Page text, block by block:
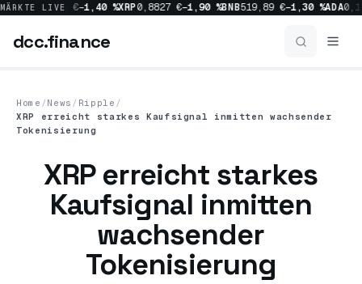
MÄRKTE LIVE
%SOL66,04 € −1,40 % XRP0,8827 € −1,90 % BNB519,89 € −1,30 % ADA
dcc.finance
Home / News / Ripple /
XRP erreicht starkes Kaufsignal inmitten wachsender
Tokenisierung
XRP erreicht starkes
Kaufsignal inmitten
wachsender
Tokenisierung
dcc.finance
Coins Übersicht
News